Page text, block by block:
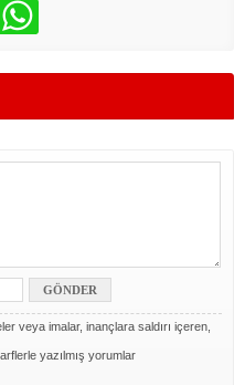
veya imalar, inançlara saldırı içeren,
yazılmış yorumlar